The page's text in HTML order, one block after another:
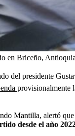
en Briceño,
del presidente
provisionalmente
Mantilla, alertó
desde el año